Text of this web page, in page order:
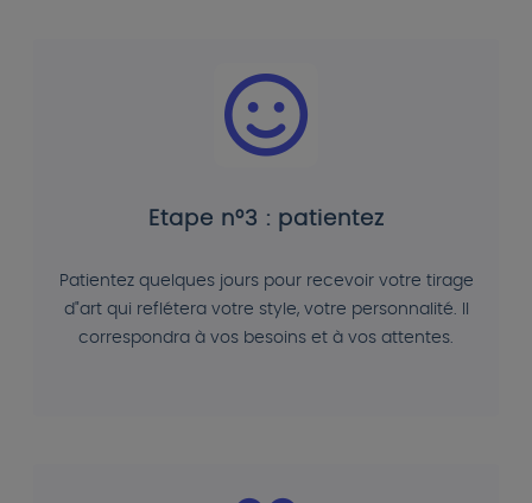
Etape n°3 : patientez
Patientez quelques jours pour recevoir votre tirage
d"art qui reflétera votre style, votre personnalité. Il
correspondra à vos besoins et à vos attentes.